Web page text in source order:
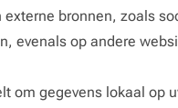
bronnen, zoals
evenals op andere
om gegevens lokaal op